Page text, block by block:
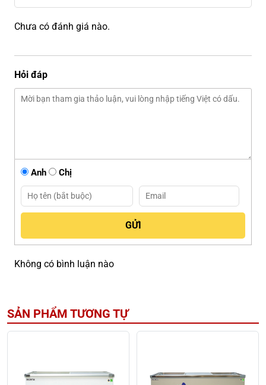
Chưa có đánh giá nào.
Hỏi đáp
Anh Chị
Không có bình luận nào
SẢN PHẨM TƯƠNG TỰ